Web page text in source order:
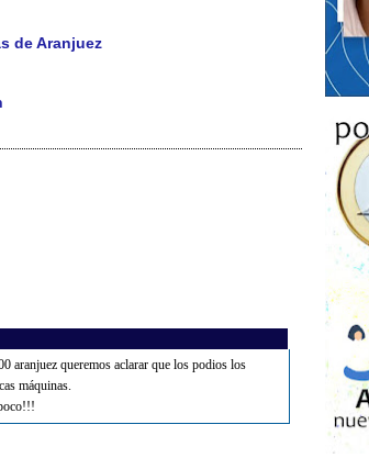
de Aranjuez
aranjuez queremos aclarar que los podios los
máquinas.